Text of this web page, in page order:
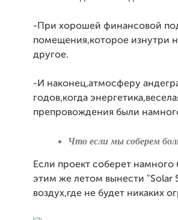
-При хорошей финансовой
помещения,которое изнутри
другое.
-И наконец,атмосферу
годов,когда
препровождения были
Что если мы соберем
Если проект соберет
этим же летом вынести "Solar
воздух,где не будет никаких